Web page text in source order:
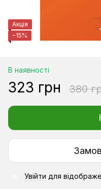
Акція
−15%
В наявності
323 грн 380
Увійти для